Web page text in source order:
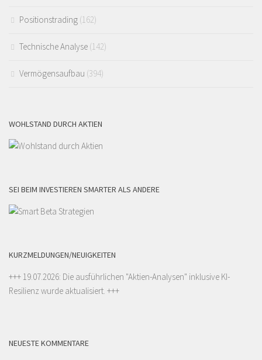
Positionstrading (162)
Technische Analyse (142)
Vermögensaufbau (394)
WOHLSTAND DURCH AKTIEN
SEI BEIM INVESTIEREN SMARTER ALS ANDERE
KURZMELDUNGEN/NEUIGKEITEN
+++ 19.07.2026: Die ausführlichen "Aktien-Analysen" inklusive KI-
Resilienz wurde aktualisiert. +++
NEUESTE KOMMENTARE